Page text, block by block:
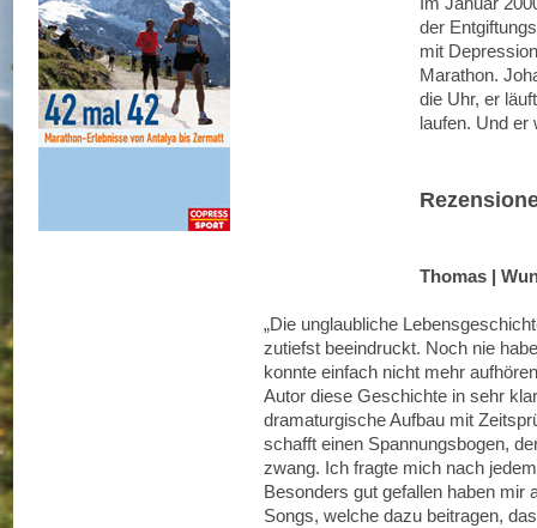
der
mit
Marathon.
die Uhr, er
laufen. Und er
Thomas |
„Die unglaubliche
zutiefst beeindruckt. Noch nie
konnte einfach nicht mehr
Autor diese Geschichte in sehr
dramaturgische Aufbau mit
schafft einen Spannungsbogen,
zwang. Ich fragte mich nach
Besonders gut gefallen haben mir
Songs, welche dazu beitragen,